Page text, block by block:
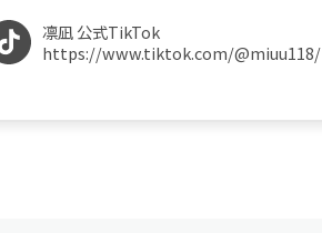
凛凪 公式TikTok
https://www.tiktok.com/@miuu118/